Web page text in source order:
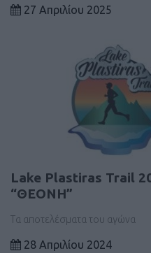
27 Απριλίου 2025
Lake Plastiras Trail
“ΘΕΟΝΗ”
Τα αποτελέσματα του αγώνα
28 Απριλίου 2024